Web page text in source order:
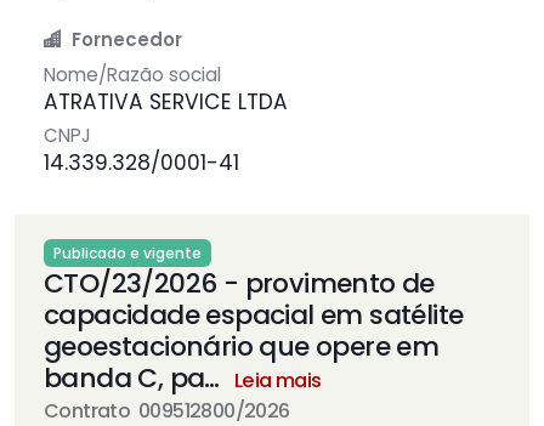
Fornecedor
Nome/Razão social
ATRATIVA SERVICE LTDA
CNPJ
14.339.328/0001-41
Publicado e vigente
CTO/23/2026 - provimento de
capacidade espacial em satélite
geoestacionário que opere em
banda C, pa…
Leia mais
Contrato 009512800/2026